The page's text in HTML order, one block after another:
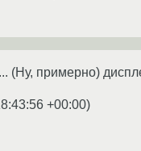
(Ну, примерно)
+00:00)